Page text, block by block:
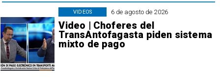
6 de agosto de 2026
Video | Choferes del
TransAntofagasta piden sistema
mixto de pago
VIDEOS